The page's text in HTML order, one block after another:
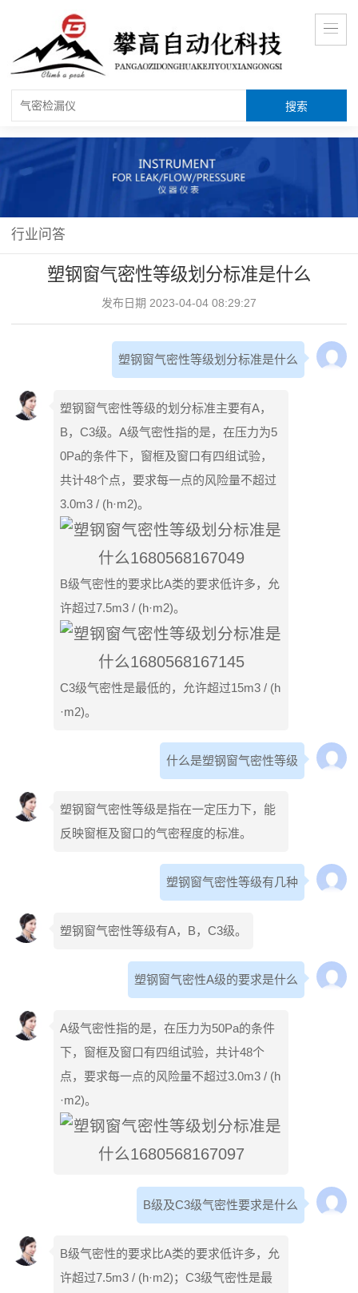
行业问答
塑钢窗气密性等级划分标准是什么
发布日期 2023-04-04 08:29:27
塑钢窗气密性等级划分标准是什么
塑钢窗气密性等级的划分标准主要有A，
B，C3级。A级气密性指的是，在压力为5
0Pa的条件下，窗框及窗口有四组试验，
共计48个点，要求每一点的风险量不超过
3.0m3 / (h·m2)。
B级气密性的要求比A类的要求低许多，允
许超过7.5m3 / (h·m2)。
C3级气密性是最低的，允许超过15m3 / (h
·m2)。
什么是塑钢窗气密性等级
塑钢窗气密性等级是指在一定压力下，能
反映窗框及窗口的气密程度的标准。
塑钢窗气密性等级有几种
塑钢窗气密性等级有A，B，C3级。
塑钢窗气密性A级的要求是什么
A级气密性指的是，在压力为50Pa的条件
下，窗框及窗口有四组试验，共计48个
点，要求每一点的风险量不超过3.0m3 / (h
·m2)。
B级及C3级气密性要求是什么
B级气密性的要求比A类的要求低许多，允
许超过7.5m3 / (h·m2)；C3级气密性是最